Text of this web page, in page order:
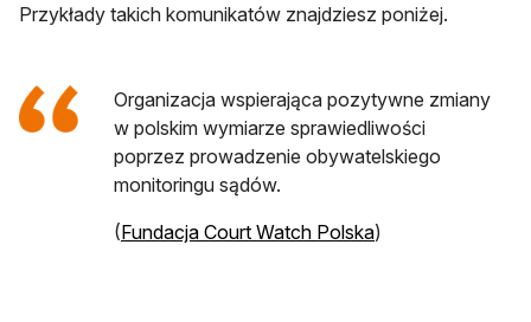
Przykłady takich komunikatów znajdziesz poniżej.
Organizacja wspierająca pozytywne zmiany
w polskim wymiarze sprawiedliwości
poprzez prowadzenie obywatelskiego
monitoringu sądów.
(Fundacja Court Watch Polskaotwiera się w
)